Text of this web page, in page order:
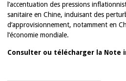
l’accentuation des pressions
sanitaire en Chine, induisant des
d’approvisionnement, notamment en
l’économie mondiale.
Consulter ou télécharger la Note